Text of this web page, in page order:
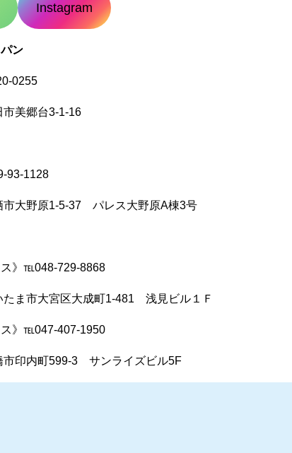
Instagram
ン
0255
美郷台3-1-16
93-1128
大野原1-5-37 パレス大野原A棟3号
ス》℡048-729-8868
ま市大宮区大成町1-481 浅見ビル１Ｆ
ス》℡047-407-1950
印内町599-3 サンライズビル5F